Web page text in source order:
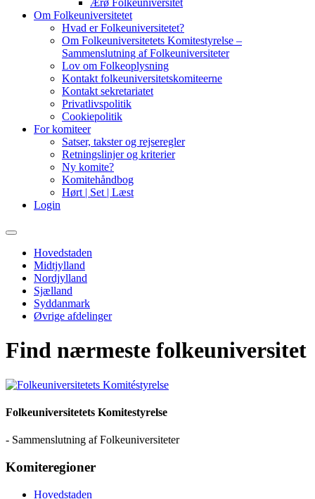
Om Folkeuniversitetet
Hvad er Folkeuniversitetet?
Om Folkeuniversitetets Komitestyrelse –
Sammenslutning af Folkeuniversiteter
Lov om Folkeoplysning
Kontakt folkeuniversitetskomiteerne
Kontakt sekretariatet
Privatlivspolitik
Cookiepolitik
For komiteer
Satser, takster og rejseregler
Retningslinjer og kriterier
Ny komite?
Komitehåndbog
Hørt | Set | Læst
Login
Primary
Hovedstaden
Midtjylland
Nordjylland
Sjælland
Syddanmark
Øvrige afdelinger
Find nærmeste folkeuniversitet
Folkeuniversitetets Komitestyrelse
- Sammenslutning af Folkeuniversiteter
Komiteregioner
Hovedstaden